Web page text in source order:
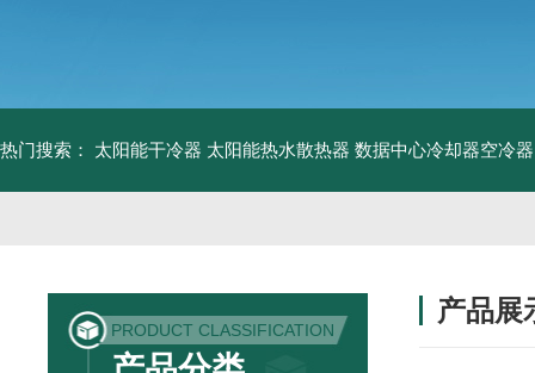
热门搜索： 太阳能干冷器 太阳能热水散热器 数据中心冷却器空冷器
PRODUCT CLASSIFICATION
产品展